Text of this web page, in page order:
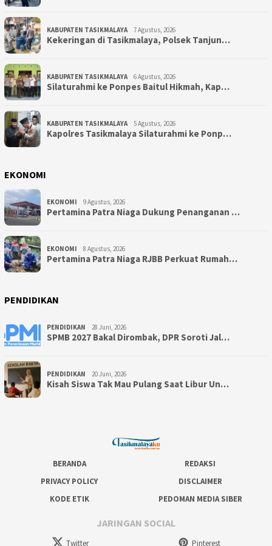
KABUPATEN TASIKMALAYA 7 Agustus, 2026
Kekeringan di Tasikmalaya, Polsek Tanjun…
KABUPATEN TASIKMALAYA 6 Agustus, 2026
Silaturahmi ke Ponpes Baitul Hikmah, Kap…
KABUPATEN TASIKMALAYA 5 Agustus, 2026
Kapolres Tasikmalaya Silaturahmi ke Ponp…
EKONOMI
EKONOMI 9 Agustus, 2026
Pertamina Patra Niaga Dukung Penanganan …
EKONOMI 8 Agustus, 2026
Pertamina Patra Niaga RJBB Perkuat Rumah…
PENDIDIKAN
PENDIDIKAN 28 Juni, 2026
SPMB 2027 Bakal Dirombak, DPR Soroti Jal…
PENDIDIKAN 20 Juni, 2026
Kisah Siswa Tak Mau Pulang Saat Libur Un…
BERANDA
REDAKSI
PRIVACY POLICY
DISCLAIMER
KODE ETIK
PEDOMAN MEDIA SIBER
JARINGAN SOCIAL
Twitter Pinterest